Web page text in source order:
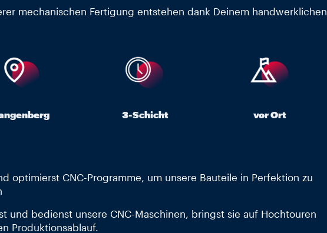
mechanischen Fertigung entstehen dank Deinem handwerklichen
3-Schicht vor Ort
optimierst CNC-Programme, um unsere Bauteile in Perfektion zu
und bedienst unsere CNC-Maschinen, bringst sie auf Hochtouren
Produktionsablauf.